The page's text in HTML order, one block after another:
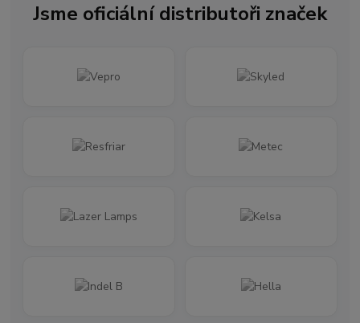
Jsme oficiální distributoři značek